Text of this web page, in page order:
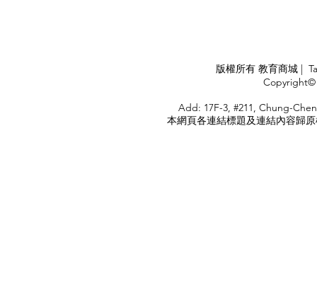
版權所有 教育商城 |
Copyright©
Add: 17F-3, #211, Chung-
本網頁各連結標題及連結內容歸